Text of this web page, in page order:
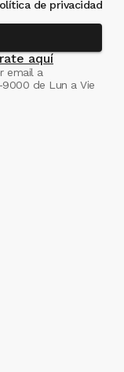
de privacidad
aquí
email a
9000 de Lun a Vie